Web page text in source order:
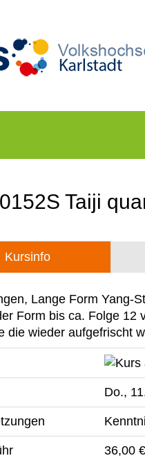
Taiji
Kursinfo
Lange Form Yang-
Form bis ca. Folge 12
die wieder aufgefrischt
Do.,
36,00 €